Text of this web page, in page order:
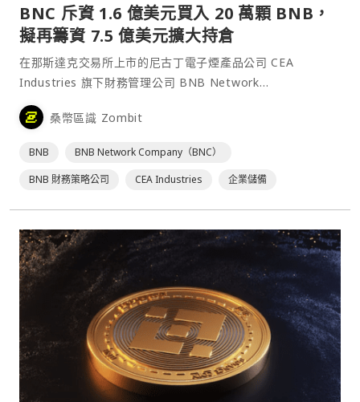
BNC 斥資 1.6 億美元買入 20 萬顆 BNB，
擬再籌資 7.5 億美元擴大持倉
在那斯達克交易所上市的尼古丁電子煙產品公司 CEA
Industries 旗下財務管理公司 BNB Network
Company（BNC）今天宣布，公司已斥資 1.6 億美元購買
20 萬顆 BNB 代幣，使其成為全球最大的 BNB 企業持有
桑幣區識 Zombit
BNB
BNB Network Company（BNC）
BNB 財務策略公司
CEA Industries 企業儲備